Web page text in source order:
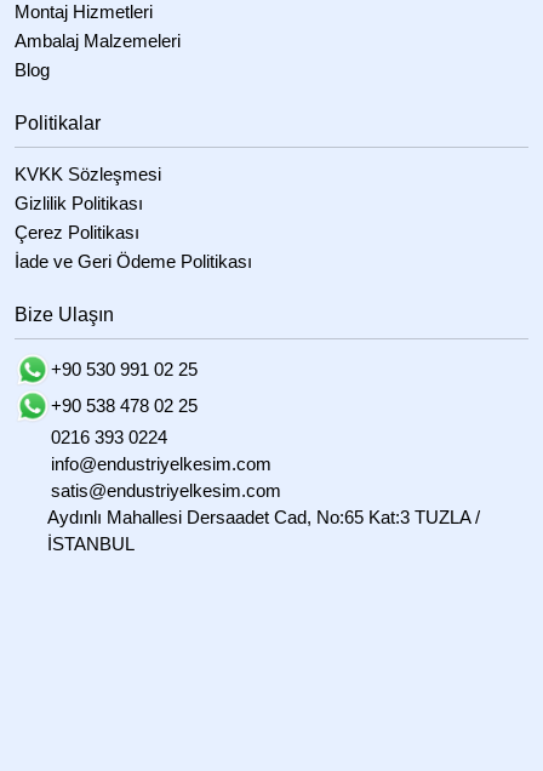
Montaj Hizmetleri
Ambalaj Malzemeleri
Blog
Politikalar
KVKK Sözleşmesi
Gizlilik Politikası
Çerez Politikası
İade ve Geri Ödeme Politikası
Bize Ulaşın
+90 530 991 02 25
+90 538 478 02 25
0216 393 0224
info@endustriyelkesim.com
satis@endustriyelkesim.com
Aydınlı Mahallesi Dersaadet Cad, No:65 Kat:3 TUZLA /
İSTANBUL